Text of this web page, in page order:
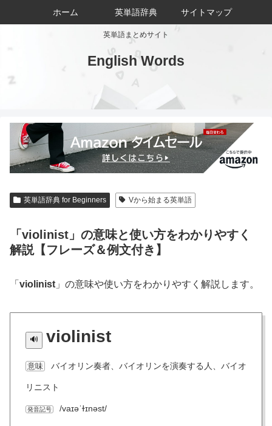
英単語まとめサイト
English Words
ホーム 英単語辞典 サイトマップ
英単語辞典 for Beginners Vから始まる英単語
「violinist」の意味と使い方をわかりやすく
解説【フレーズ＆例文付き】
「 violinist 」の意味や使い方をわかりやすく解説します。
violinist
意味 バイオリン奏者、バイオリンを演奏する人、バイオ
リニスト
発音記号 /vaɪəˈɫɪnəst/